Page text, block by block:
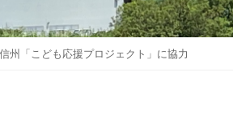
州「こども応援プロジェクト」に協力